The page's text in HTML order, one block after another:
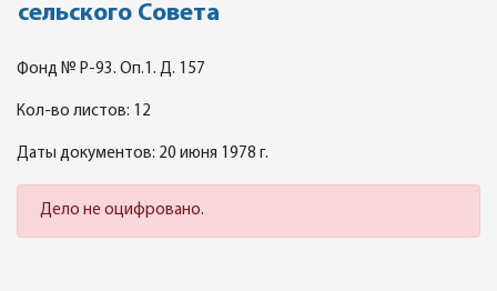
сельского Совета
Фонд № Р-93. Оп.1. Д. 157
Кол-во листов: 12
Даты документов: 20 июня 1978 г.
Дело не оцифровано.